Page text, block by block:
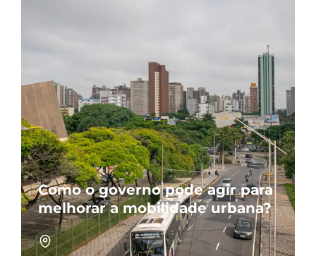
Como o governo pode agir para
melhorar a mobilidade urbana?